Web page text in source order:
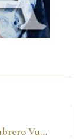
Saludando a la tercera edad con sombrero Vueltiao